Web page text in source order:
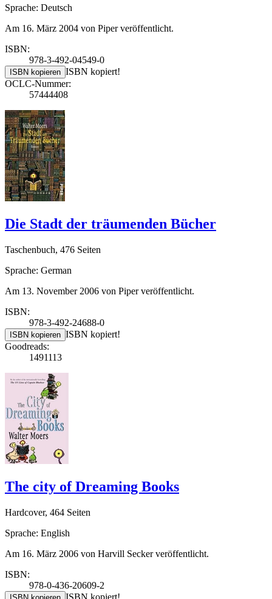
Sprache: Deutsch
Am 16. März 2004 von Piper veröffentlicht.
ISBN:
978-3-492-04549-0
ISBN kopieren ISBN kopiert!
OCLC-Nummer:
57444408
Die Stadt der träumenden Bücher
Taschenbuch, 476 Seiten
Sprache: German
Am 13. November 2006 von Piper veröffentlicht.
ISBN:
978-3-492-24688-0
ISBN kopieren ISBN kopiert!
Goodreads:
1491113
The city of Dreaming Books
Hardcover, 464 Seiten
Sprache: English
Am 16. März 2006 von Harvill Secker veröffentlicht.
ISBN:
978-0-436-20609-2
ISBN kopiert!